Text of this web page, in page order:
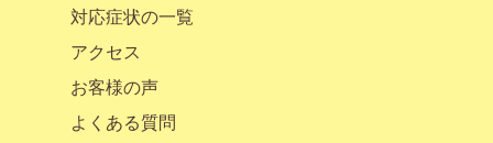
対応症状の一覧
アクセス
お客様の声
よくある質問